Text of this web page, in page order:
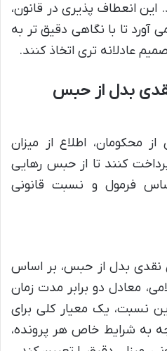
این انعطاف پذیری در قانون،
آورد تا با نگاهی دقیق تر به
عادلانه تری اتخاذ کنند.
بدل از حبس
محکومان، اطلاع از میزان
کنند تا از حبس رهایی
فرمول و نسبت قانونی
نقدی بدل از حبس، بر اساس
اسلامی، معادل دو برابر مدت زمان
نسبت، یک معیار کلی برای
به شرایط خاص هر پرونده،